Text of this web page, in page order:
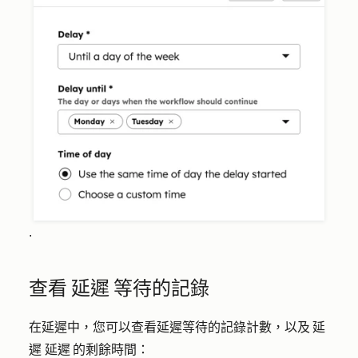
.
查看 延遲 等待的記錄
在延遲中，您可以查看延遲等待的記錄計數，以及 延
遲 延遲 的剩餘時間：